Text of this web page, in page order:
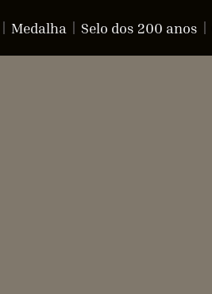
Medalha Selo dos 200 anos